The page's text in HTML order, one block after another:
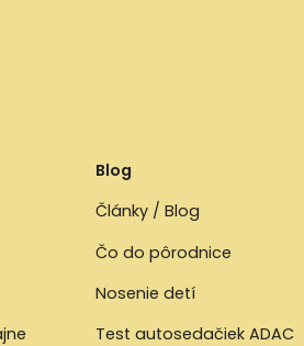
Blog
Články / Blog
Čo do pôrodnice
Nosenie detí
Test autosedačiek ADAC